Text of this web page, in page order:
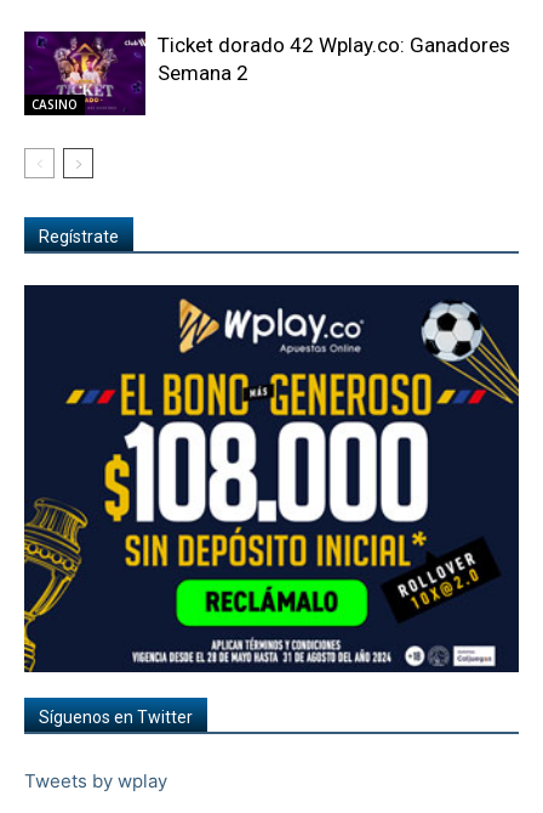
CASINO
Ticket dorado 42 Wplay.co: Ganadores
Semana 2
Regístrate
Síguenos en Twitter
Tweets by wplay